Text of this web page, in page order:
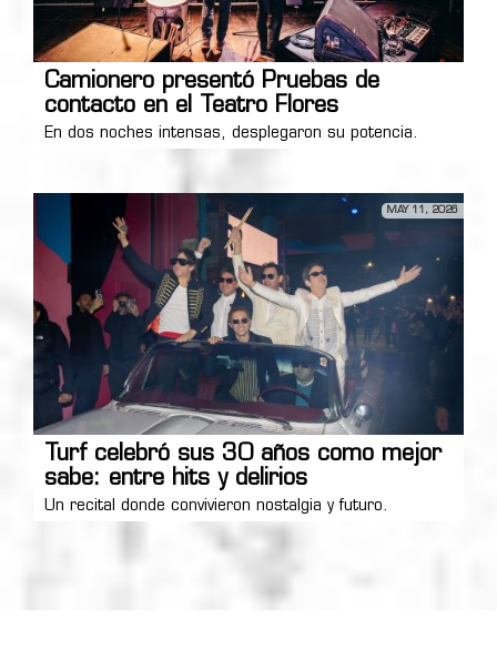
Camionero presentó Pruebas de
contacto en el Teatro Flores
En dos noches intensas, desplegaron su potencia.
MAY 11, 2026
Turf celebró sus 30 años como mejor
sabe: entre hits y delirios
Un recital donde convivieron nostalgia y futuro.